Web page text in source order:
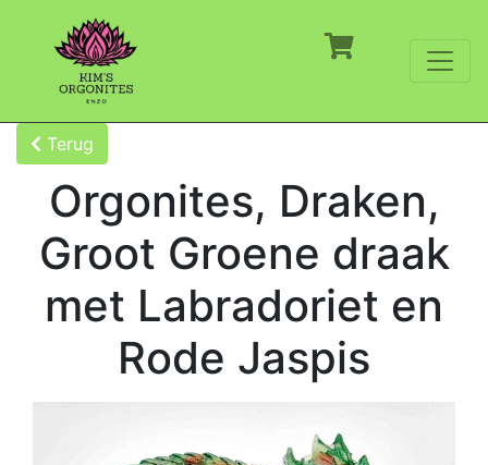
Terug
Orgonites, Draken,
Groot Groene draak
met Labradoriet en
Rode Jaspis